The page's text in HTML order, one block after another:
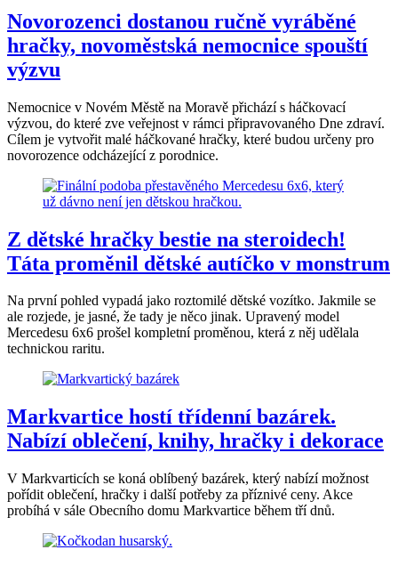
Novorozenci dostanou ručně vyráběné
hračky, novoměstská nemocnice spouští
výzvu
Nemocnice v Novém Městě na Moravě přichází s háčkovací
výzvou, do které zve veřejnost v rámci připravovaného Dne zdraví.
Cílem je vytvořit malé háčkované hračky, které budou určeny pro
novorozence odcházející z porodnice.
Z dětské hračky bestie na steroidech!
Táta proměnil dětské autíčko v monstrum
Na první pohled vypadá jako roztomilé dětské vozítko. Jakmile se
ale rozjede, je jasné, že tady je něco jinak. Upravený model
Mercedesu 6x6 prošel kompletní proměnou, která z něj udělala
technickou raritu.
Markvartice hostí třídenní bazárek.
Nabízí oblečení, knihy, hračky i dekorace
V Markvarticích se koná oblíbený bazárek, který nabízí možnost
pořídit oblečení, hračky i další potřeby za příznivé ceny. Akce
probíhá v sále Obecního domu Markvartice během tří dnů.